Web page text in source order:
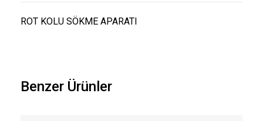
ROT KOLU SÖKME APARATI
Benzer Ürünler